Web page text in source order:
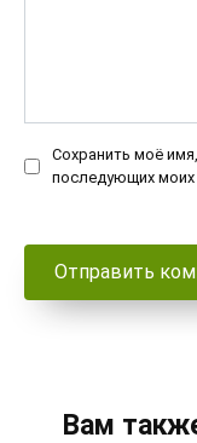
Сохранить моё
последующих
Вам